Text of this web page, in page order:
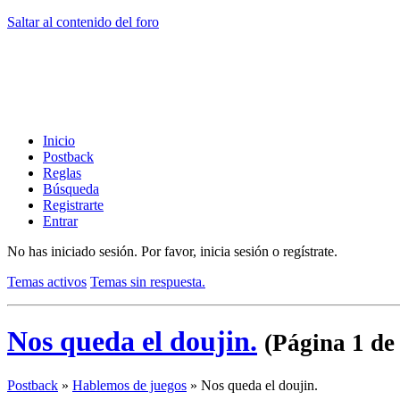
Saltar al contenido del foro
Inicio
Postback
Reglas
Búsqueda
Registrarte
Entrar
No has iniciado sesión. Por favor, inicia sesión o regístrate.
Temas activos Temas sin respuesta.
Nos queda el doujin. (Página 1
Postback » Hablemos de juegos » Nos queda el doujin.